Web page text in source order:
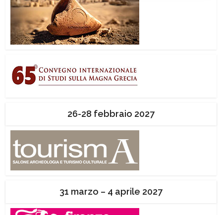
26-28 febbraio 2027
31 marzo – 4 aprile 2027